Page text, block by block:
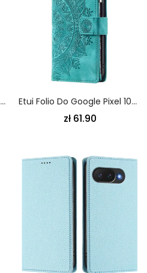
Etui Folio Google Pixel 10a Skóra Khazneh Blokująca Rfid Etui Ochronne Etui Folio Do Google Pixel 10a Portfel Z Efektem Zamszu W Mandali
zł 61.90